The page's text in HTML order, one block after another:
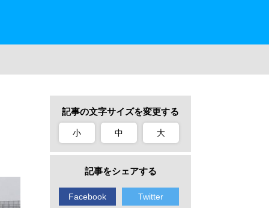
記事の文字サイズを変更する
小 中 大
記事をシェアする
Facebook Twitter